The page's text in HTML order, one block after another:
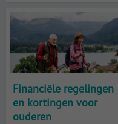
Financiële regelingen
en kortingen voor
ouderen